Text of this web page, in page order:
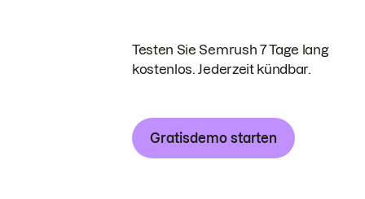
Testen Sie Semrush 7 Tage lang
kostenlos. Jederzeit kündbar.
Gratisdemo starten